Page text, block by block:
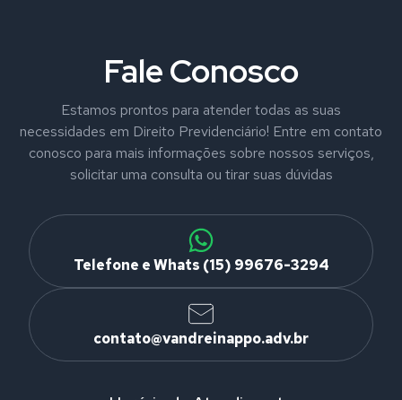
Fale Conosco
Estamos prontos para atender todas as suas
necessidades em Direito Previdenciário! Entre em contato
conosco para mais informações sobre nossos serviços,
solicitar uma consulta ou tirar suas dúvidas
Telefone e Whats (15) 99676-3294
contato@vandreinappo.adv.br